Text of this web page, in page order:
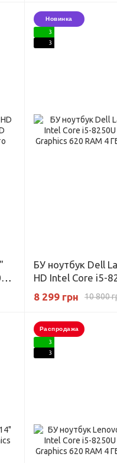
Новинка
3
3
БУ ноутбук Dell
HD Intel Core i5-
SSD
10 800
8 299 грн
Распродажа
3
3